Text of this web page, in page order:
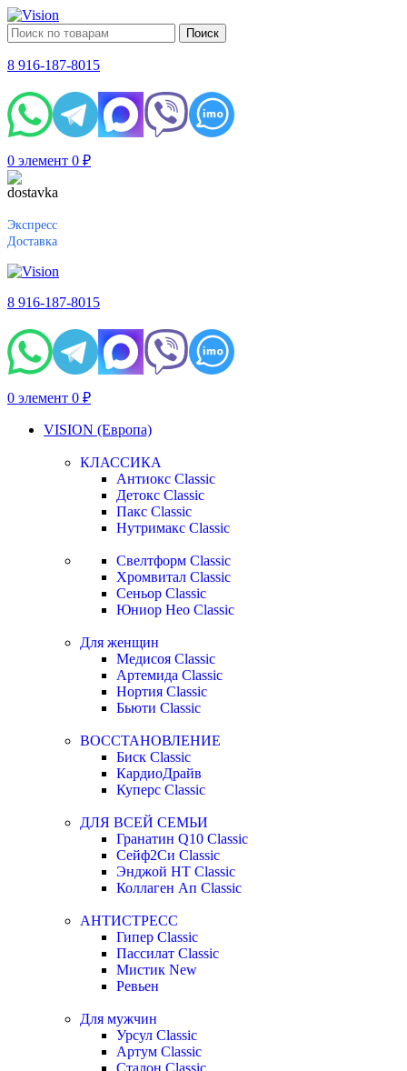
Поиск
8 916-187-8015
0 элемент 0 ₽
Экспресс
Доставка
8 916-187-8015
0 элемент 0 ₽
VISION (Европа)
КЛАССИКА
Антиокс Classic
Детокс Classic
Пакс Classic
Нутримакс Classic
Свелтформ Classic
Хромвитал Classic
Сеньор Classic
Юниор Нео Classic
Для женщин
Медисоя Classic
Артемида Classic
Нортия Classic
Бьюти Classic
ВОССТАНОВЛЕНИЕ
Биск Classic
КардиоДрайв
Куперс Classic
ДЛЯ ВСЕЙ СЕМЬИ
Гранатин Q10 Classic
Сейф2Си Classic
Энджой НТ Classic
Коллаген Ап Classic
АНТИСТРЕСС
Гипер Classic
Пассилат Classic
Мистик New
Ревьен
Для мужчин
Урсул Classic
Артум Classic
Сталон Classic